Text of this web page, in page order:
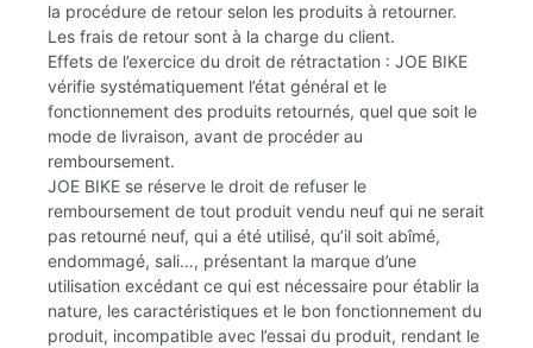
la procédure de retour selon les produits à retourner.
Les frais de retour sont à la charge du client.
Effets de l’exercice du droit de rétractation : JOE BIKE
vérifie systématiquement l’état général et le
fonctionnement des produits retournés, quel que soit le
mode de livraison, avant de procéder au
remboursement.
JOE BIKE se réserve le droit de refuser le
remboursement de tout produit vendu neuf qui ne serait
pas retourné neuf, qui a été utilisé, qu’il soit abîmé,
endommagé, sali…, présentant la marque d’une
utilisation excédant ce qui est nécessaire pour établir la
nature, les caractéristiques et le bon fonctionnement du
produit, incompatible avec l’essai du produit, rendant le